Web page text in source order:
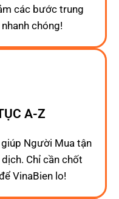
các bước trung
chóng!
A-Z
Người Mua tận
Chỉ cần chốt
VinaBien lo!